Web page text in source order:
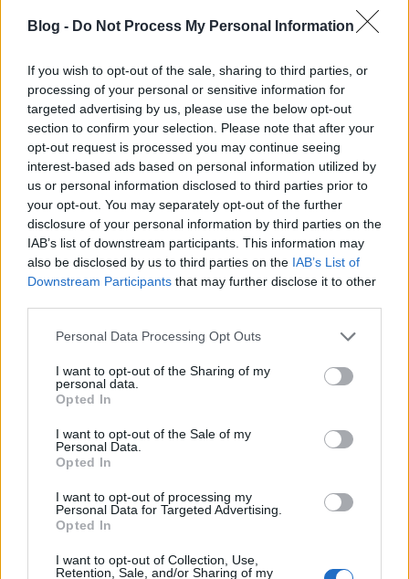
Blog - Do Not Process My Personal Information
If you wish to opt-out of the sale, sharing to third parties, or
processing of your personal or sensitive information for
targeted advertising by us, please use the below opt-out
section to confirm your selection. Please note that after your
opt-out request is processed you may continue seeing
interest-based ads based on personal information utilized by
us or personal information disclosed to third parties prior to
your opt-out. You may separately opt-out of the further
disclosure of your personal information by third parties on the
IAB’s list of downstream participants. This information may
also be disclosed by us to third parties on the IAB’s List of
Downstream Participants that may further disclose it to other
Please note that this website/app uses one or more Google
not limited to your visit or usage behaviour. You may click to
grant or deny consent to Google and its third-party tags to
use your data for below specified purposes in below Google
consent section.
Personal Data Processing Opt Outs
I want to opt-out of the Sharing of my
personal data.
Opted In
I want to opt-out of the Sale of my
Personal Data.
Opted In
I want to opt-out of processing my
Personal Data for Targeted Advertising.
Opted In
I want to opt-out of Collection, Use,
Retention, Sale, and/or Sharing of my
Legyen a te húsvéti tojásod idén a
legmenőbb!
Mókuspolli•2019. április 19.
A húsvéti szokások sajnos kezdenek kikopni az
is marad jó sokáig. Nem mintha felnőttként ellen
húsvéti tojásnak. Nem igaz kreatív mókuskáim?! ;)